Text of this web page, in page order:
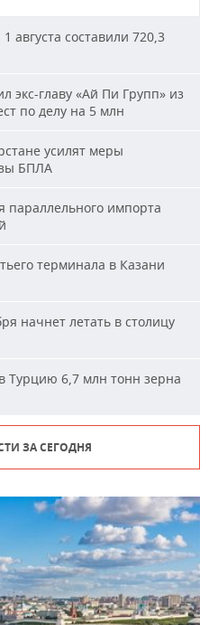
августа составили 720,3
экс-главу «Ай Пи Групп» из
по делу на 5 млн
усилят меры
БПЛА
параллельного импорта
терминала в Казани
начнет летать в столицу
Турцию 6,7 млн тонн зерна
ЗА СЕГОДНЯ